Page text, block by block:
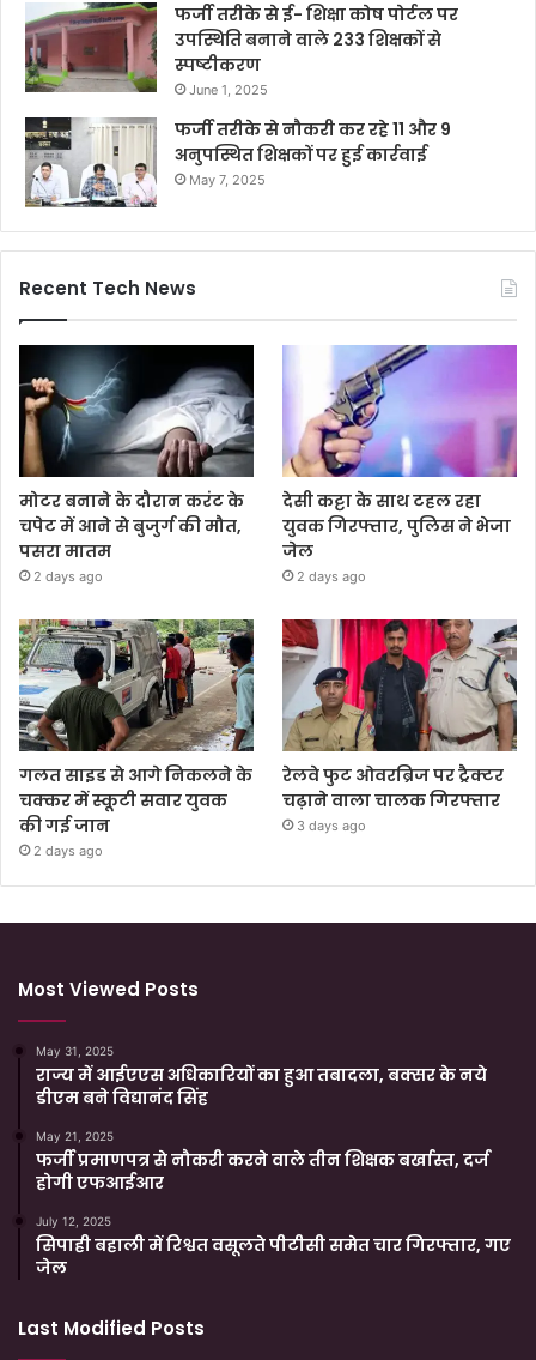
फर्जी तरीके से ई- शिक्षा कोष पोर्टल पर
उपस्थिति बनाने वाले 233 शिक्षकों से
स्पष्टीकरण
June 1, 2025
फर्जी तरीके से नौकरी कर रहे 11 और 9
अनुपस्थित शिक्षकों पर हुई कार्रवाई
May 7, 2025
Recent Tech News
मोटर बनाने के दौरान करंट के
चपेट में आने से बुजुर्ग की मौत,
पसरा मातम
2 days ago
देसी कट्टा के साथ टहल रहा
युवक गिरफ्तार, पुलिस ने भेजा
जेल
2 days ago
गलत साइड से आगे निकलने के
चक्कर में स्कूटी सवार युवक
की गई जान
2 days ago
रेलवे फुट ओवरब्रिज पर ट्रैक्टर
चढ़ाने वाला चालक गिरफ्तार
3 days ago
Most Viewed Posts
May 31, 2025
राज्य में आईएएस अधिकारियों का हुआ तबादला, बक्सर के नये
डीएम बने विद्यानंद सिंह
May 21, 2025
फर्जी प्रमाणपत्र से नौकरी करने वाले तीन शिक्षक बर्खास्त, दर्ज
होगी एफआईआर
July 12, 2025
सिपाही बहाली में रिश्वत वसूलते पीटीसी समेत चार गिरफ्तार, गए
जेल
Last Modified Posts